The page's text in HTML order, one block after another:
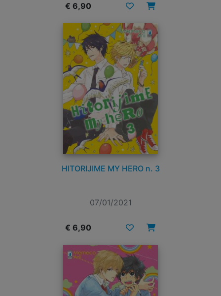
€ 6,90
HITORIJIME MY HERO n. 3
07/01/2021
€ 6,90